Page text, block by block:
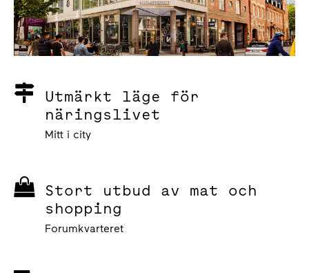
Utmärkt läge för
näringslivet
Mitt i city
Stort utbud av mat och
shopping
Forumkvarteret